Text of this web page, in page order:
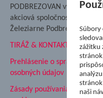
PODBREZOVAN vydáva
akciová spoločnosť
Železiarne Podbrezová
TIRÁŽ & KONTAKT
Prehlásenie o spracovaní
osobných údajov
Zásady používania súborov
Súbory
zážitku
naši